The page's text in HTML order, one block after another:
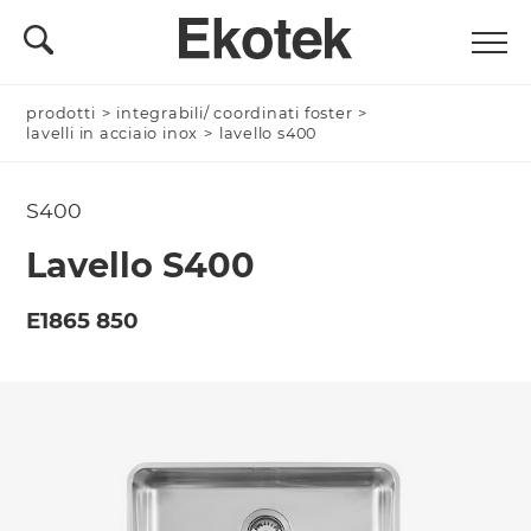
prodotti > integrabili/ coordinati foster >
lavelli in acciaio inox > lavello s400
S400
Lavello S400
E1865 850
Nominativo *